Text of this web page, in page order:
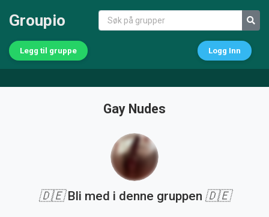
Groupio
Legg til gruppe Logg Inn
Gay Nudes
🇩🇪Bli med i denne gruppen 🇩🇪